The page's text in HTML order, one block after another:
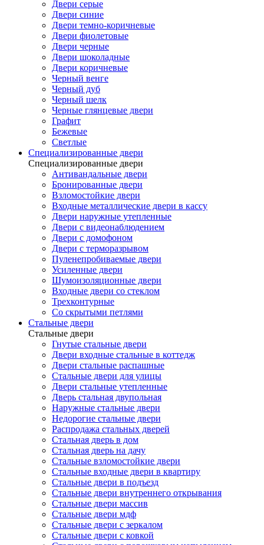
Двери серые
Двери синие
Двери темно-коричневые
Двери фиолетовые
Двери черные
Двери шоколадные
Двери коричневые
Черный венге
Черный дуб
Черный шелк
Черные глянцевые двери
Графит
Бежевые
Светлые
Специализированные двери
Специализированные двери
Антивандальные двери
Бронированные двери
Взломостойкие двери
Входные металлические двери в кассу
Двери наружные утепленные
Двери с видеонаблюдением
Двери с домофоном
Двери с терморазрывом
Пуленепробиваемые двери
Усиленные двери
Шумоизоляционные двери
Входные двери со стеклом
Трехконтурные
Со скрытыми петлями
Стальные двери
Стальные двери
Гнутые стальные двери
Двери входные стальные в коттедж
Двери стальные распашные
Стальные двери для улицы
Двери стальные утепленные
Дверь стальная двупольная
Наружные стальные двери
Недорогие стальные двери
Распродажа стальных дверей
Стальная дверь в дом
Стальная дверь на дачу
Стальные взломостойкие двери
Стальные входные двери в квартиру
Стальные двери в подъезд
Стальные двери внутреннего открывания
Стальные двери массив
Стальные двери мдф
Стальные двери с зеркалом
Стальные двери с ковкой